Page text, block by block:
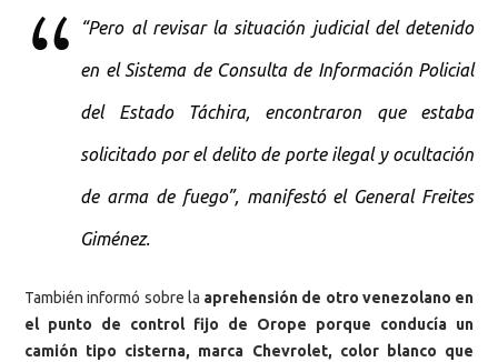
“Pero al revisar la situación judicial del detenido
en el Sistema de Consulta de Información Policial
del Estado Táchira, encontraron que estaba
solicitado por el delito de porte ilegal y ocultación
de arma de fuego”, manifestó el General Freites
Giménez.
También informó sobre la aprehensión de otro venezolano en
el punto de control fijo de Orope porque conducía un
camión tipo cisterna, marca Chevrolet, color blanco que